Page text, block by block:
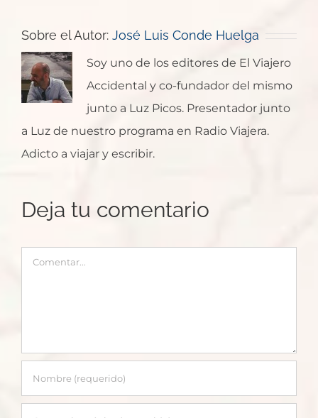
Sobre el Autor: José Luis Conde Huelga
Soy uno de los editores de El Viajero
Accidental y co-fundador del mismo
junto a Luz Picos. Presentador junto
a Luz de nuestro programa en Radio Viajera.
Adicto a viajar y escribir.
Deja tu comentario
Comentar